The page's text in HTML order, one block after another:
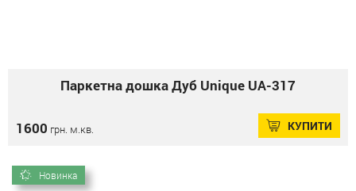
Паркетна дошка Дуб Unique UА-317
1600 грн. м.кв. КУПИТИ
Новинка